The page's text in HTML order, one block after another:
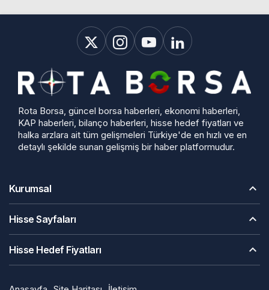
Rota Borsa, güncel borsa haberleri, ekonomi haberleri,
KAP haberleri, bilanço haberleri, hisse hedef fiyatları ve
halka arzlara ait tüm gelişmeleri Türkiye'de en hızlı ve en
detaylı şekilde sunan gelişmiş bir haber platformudur.
Kurumsal
Hisse Sayfaları
Hisse Hedef Fiyatları